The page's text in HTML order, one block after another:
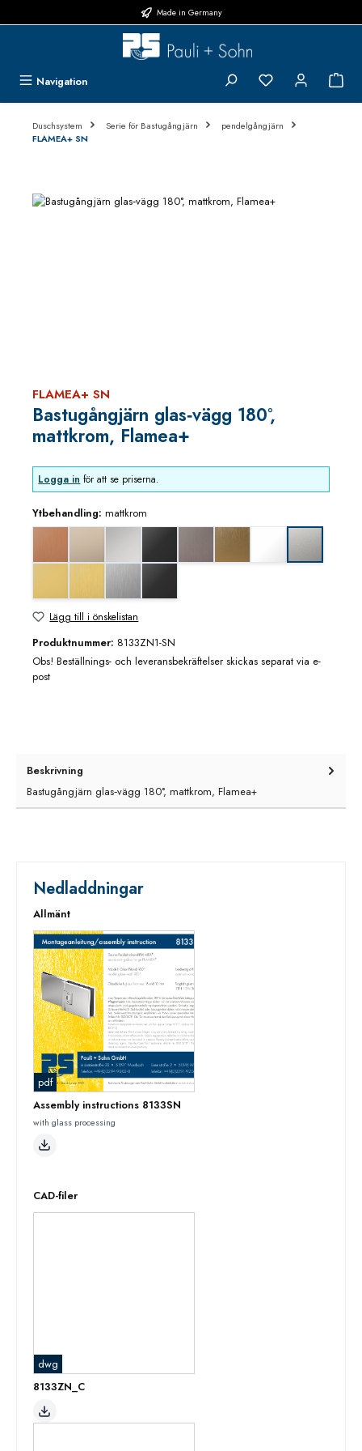
Made in Germany
Navigation Du har 0 objekt i
Duschsystem Serie för Bastugångjärn
pendelgångjärn
FLAMEA+ SN
Hoppa över bildgalleri
FLAMEA+ SN
Bastugångjärn glas‑vägg 180°,
mattkrom, Flamea+
Logga in för att se priserna.
Ytbehandling: mattkrom
djupsvart mattgrafitmetall utseende (borstad)
Lägg till i önskelistan
Produktnummer: 8133ZN1-SN
Obs! Beställnings- och leveransbekräftelser skickas separat via e-
post
Beskrivning
Bastugångjärn glas‑vägg 180°, mattkrom, Flamea+
Nedladdningar
Allmänt
pdf
Assembly instructions 8133SN
with glass processing
CAD-filer
dwg
8133ZN_C